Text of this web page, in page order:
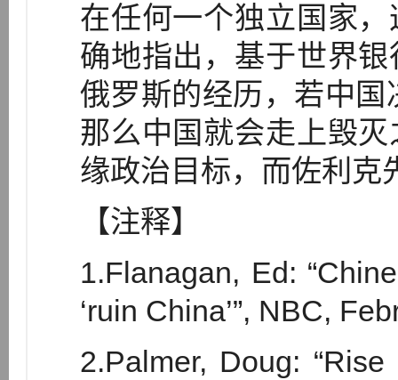
在任何一个独立国家
确地指出，基于世界
俄罗斯的经历，若中
那么中国就会走上毁
缘政治目标，而佐利克
【注释】
1.Flanagan, Ed:
‘ruin China’”, NBC,
2.Palmer, Doug: